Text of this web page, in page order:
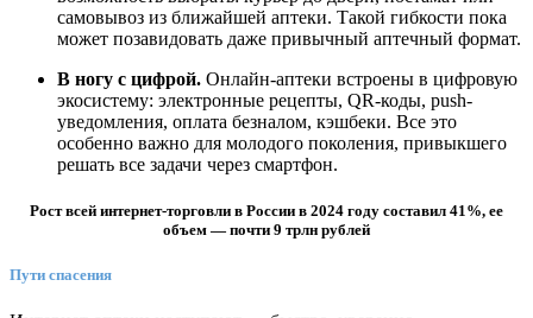
самовывоз из ближайшей аптеки. Такой гибкости пока
может позавидовать даже привычный аптечный формат.
В ногу с цифрой. Онлайн-аптеки встроены в цифровую
экосистему: электронные рецепты, QR-коды, push-
уведомления, оплата безналом, кэшбеки. Все это
особенно важно для молодого поколения, привыкшего
решать все задачи через смартфон.
Рост всей интернет-торговли в России в 2024 году составил 41%, ее
объем — почти 9 трлн рублей
Пути спасения